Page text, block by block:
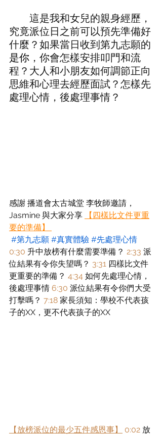
究竟派位日之前可以預先準備好
什麼？如果當日收到第九志願的
是你 ，你會怎樣安排叩門和流
程？大人和小朋友如何調節正向
思維和心理去經歷面試？怎樣先
處理心情，後處理事情？
感謝 播道會太古城堂 李牧師邀請，
Jasmine 與大家分享
【四樣比文件更重
要的準備】
#第九志願 #真實體驗 #先處理心情
0:30 升中放榜有什麼需要準備？ 2:33 派
位結果有令你失望嗎？ 3:31 四樣比文件
更重要的準備？ 4:34 如何先處理心情，
後處理事情 6:30 派位結果有令你們大受
打擊嗎？ 7:18 家長須知：學校不代表孩
子的XX，更不代表孩子的XX
【放榜派位的最少五件感恩事】 0:02 放